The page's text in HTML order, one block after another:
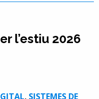
l’estiu 2026
, SISTEMES DE